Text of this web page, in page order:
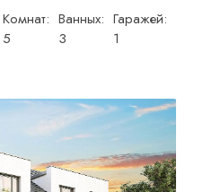
Комнат:
5
Ванных:
3
Гаражей:
1